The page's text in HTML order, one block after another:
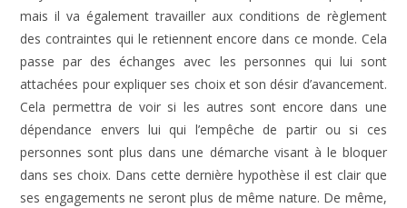
mais il va également travailler aux conditions de règlement
des contraintes qui le retiennent encore dans ce monde. Cela
passe par des échanges avec les personnes qui lui sont
attachées pour expliquer ses choix et son désir d’avancement.
Cela permettra de voir si les autres sont encore dans une
dépendance envers lui qui l’empêche de partir ou si ces
personnes sont plus dans une démarche visant à le bloquer
dans ses choix. Dans cette dernière hypothèse il est clair que
ses engagements ne seront plus de même nature. De même,